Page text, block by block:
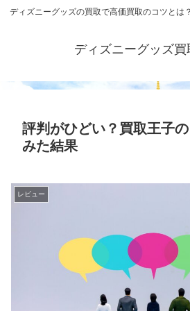
ディズニーグッズの買取で高価買取のコツとは
ディズニーグッズ買
評判がひどい？買取王子
みた結果
レビュー